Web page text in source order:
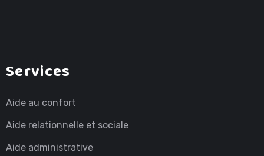
Services
Aide au confort
Aide relationnelle et sociale
Aide administrative